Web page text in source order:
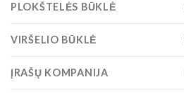
PLOKŠTELĖS BŪKLĖ
VIRŠELIO BŪKLĖ
ĮRAŠŲ KOMPANIJA